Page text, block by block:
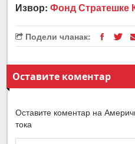
Извор:Фонд Стратешке
Подели чланак:
Оставите коментар
Оставите коментар на
тока